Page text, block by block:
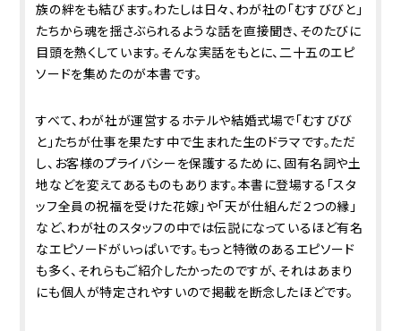
族の絆をも結びます。わたしは日々、わが社の「むすびびと」
たちから魂を揺さぶられるような話を直接聞き、そのたびに
目頭を熱くしています。そんな実話をもとに、二十五のエピ
ソードを集めたのが本書です。
すべて、わが社が運営するホテルや結婚式場で「むすびび
と」たちが仕事を果たす中で生まれた生のドラマです。ただ
し、お客様のプライバシーを保護するために、固有名詞や土
地などを変えてあるものもあります。本書に登場する「スタ
ッフ全員の祝福を受けた花嫁」や「天が仕組んだ２つの縁」
など、わが社のスタッフの中では伝説になっているほど有名
なエピソードがいっぱいです。もっと特徴のあるエピソード
も多く、それらもご紹介したかったのですが、それはあまり
にも個人が特定されやすいので掲載を断念したほどです。